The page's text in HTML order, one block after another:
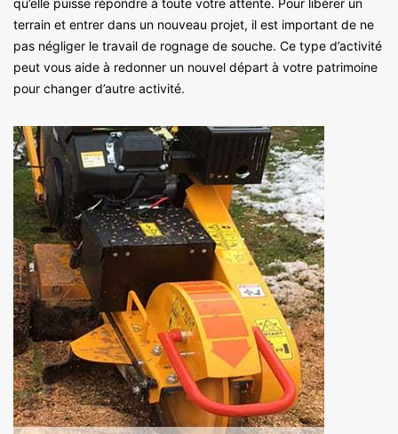
qu’elle puisse répondre à toute votre attente. Pour libérer un
terrain et entrer dans un nouveau projet, il est important de ne
pas négliger le travail de rognage de souche. Ce type d’activité
peut vous aide à redonner un nouvel départ à votre patrimoine
pour changer d’autre activité.